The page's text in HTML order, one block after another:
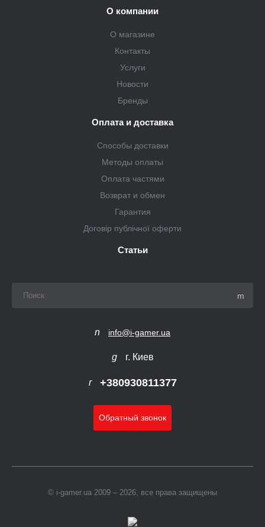
О компании
О магазине
Контакты
Услуги
Новости
Бренды
Оплата и доставка
Способы доставки
Методы оплаты
Оплата частями
Возврат и обмен
Гарантия
Договір публічної оферти
Статьи
info@i-gamer.ua
г. Киев
+380930811377
Обратный звонок
© i-gamer.ua 2009 – 2026, все права защищены